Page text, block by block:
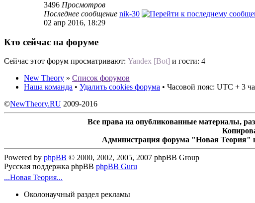
3496 Просмотров
Последнее сообщение nik-30
02 апр 2016, 18:29
Кто сейчас на форуме
Сейчас этот форум просматривают: Yandex [Bot] и гости: 4
New Theory » Список форумов
Наша команда • Удалить cookies форума • Часовой пояс: UTC + 3
©NewTheory.RU 2009-2016
Все права на опубликованные материалы,
Администрация форума "Новая Теория"
Powered by phpBB © 2000, 2002, 2005, 2007 phpBB Group
Русская поддержка phpBB phpBB Guru
...Новая Теория...
Околонаучный раздел рекламы